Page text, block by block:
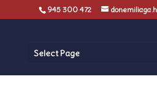
945 300 472
Select Page